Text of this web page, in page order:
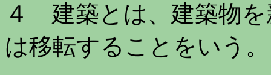
４ 建築とは、建築物を
は移転することをいう。